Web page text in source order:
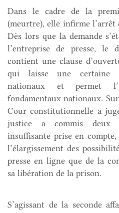
Dans le cadre de la
(meurtre), elle infirme
Dès lors que la demande
l’entreprise de presse, le
contient une clause
qui laisse une certaine
nationaux et permet
fondamentaux nationaux.
Cour constitutionnelle a
justice a commis deux
insuffisante prise en
l’élargissement des
presse en ligne que de la
sa libération de la prison.
S’agissant de la seconde